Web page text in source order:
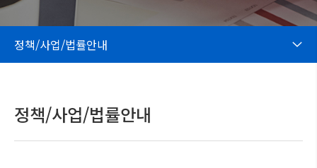
정책/사업/법률안내
정책/사업/법률안내